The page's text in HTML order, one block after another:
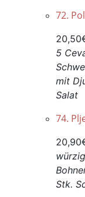
72.
5
mit
Salat
74.
Stk.